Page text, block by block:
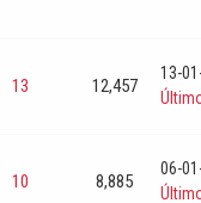
13 12,457
13-
10 8,885
06-